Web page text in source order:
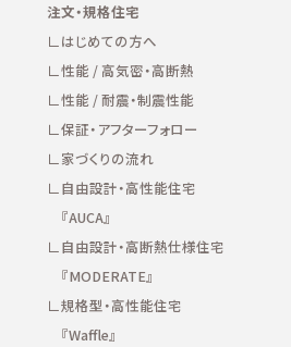
注文・規格住宅
はじめての方へ
性能 / 高気密・高断熱
性能 / 耐震・制震性能
保証・アフターフォロー
家づくりの流れ
自由設計・高性能住宅
『AUCA』
自由設計・高断熱仕様住宅
『MODERATE』
規格型・高性能住宅
『Waffle』